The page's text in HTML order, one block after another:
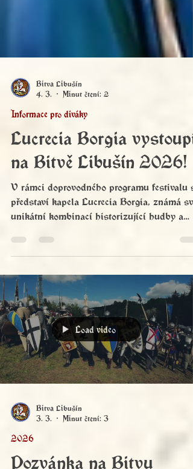
Bitva Libušín
Minut čtení: 2
Lucrecia Borgia vystoupí
na Bitvě Libušín 2026!
V rámci doprovodného programu festivalu
představí kapela Lucrecia Borgia, známá
svého vzniku v roce 2000 tvoří hudbu
inspirovanou středověkými, renesančními
motivy, keltskou melodikou a balkánskými
rytmy, přinese na pódium
show, která potěší fanoušky historie i
milovníky rocku.
Load video
Minut čtení: 3